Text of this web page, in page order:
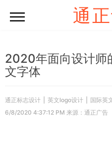
通
2020年面向设计师
文字体
通正标志设计 英文logo设计 国际英
6/8/2020 4:37:12 PM 来源：通正广告